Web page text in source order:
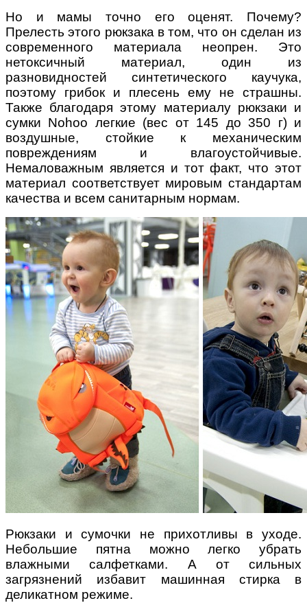
Но и мамы точно его оценят. Почему?
Прелесть этого рюкзака в том, что он сделан из
современного материала неопрен. Это
нетоксичный материал, один из
разновидностей синтетического каучука,
поэтому грибок и плесень ему не страшны.
Также благодаря этому материалу рюкзаки и
сумки Nohoo легкие (вес от 145 до 350 г) и
воздушные, стойкие к механическим
повреждениям и влагоустойчивые.
Немаловажным является и тот факт, что этот
материал соответствует мировым стандартам
качества и всем санитарным нормам.
Рюкзаки и сумочки не прихотливы в уходе.
Небольшие пятна можно легко убрать
влажными салфетками. А от сильных
загрязнений избавит машинная стирка в
деликатном режиме.